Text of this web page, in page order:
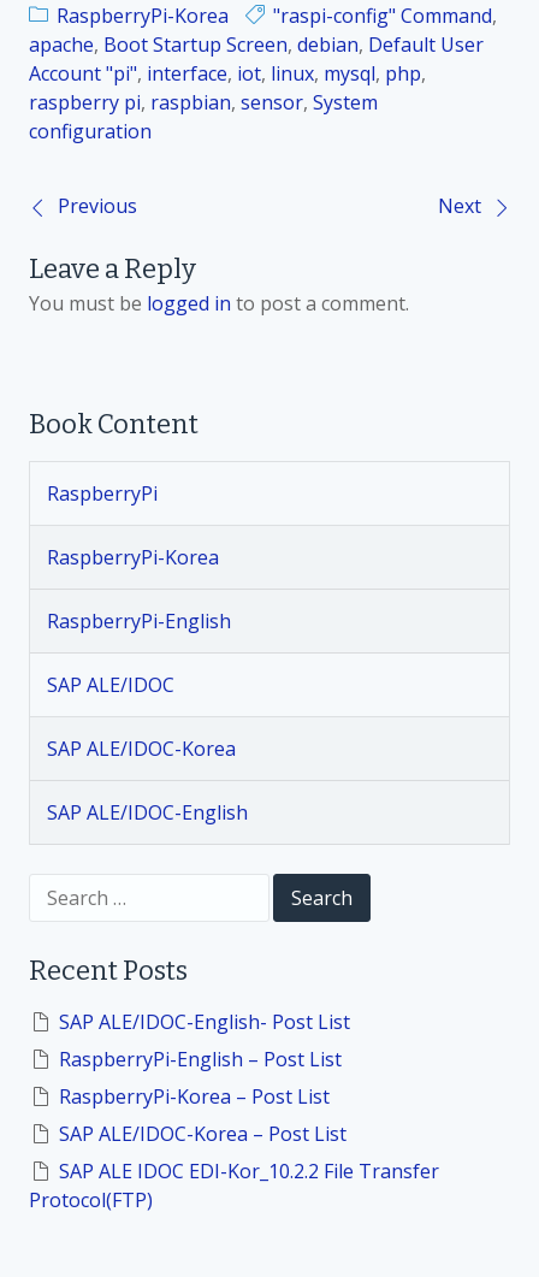
RaspberryPi-Korea "raspi-config" Command,
apache, Boot Startup Screen, debian, Default User
Account "pi", interface, iot, linux, mysql, php,
raspberry pi, raspbian, sensor, System
configuration
P
o
n
a
v
g
a
i
o
n
Previous Next
Leave a Reply
You must be logged in to post a comment.
Book Content
RaspberryPi
RaspberryPi-Korea
RaspberryPi-English
SAP ALE/IDOC
SAP ALE/IDOC-Korea
SAP ALE/IDOC-English
c
o
Recent Posts
SAP ALE/IDOC-English- Post List
RaspberryPi-English – Post List
RaspberryPi-Korea – Post List
SAP ALE/IDOC-Korea – Post List
SAP ALE IDOC EDI-Kor_10.2.2 File Transfer
Protocol(FTP)